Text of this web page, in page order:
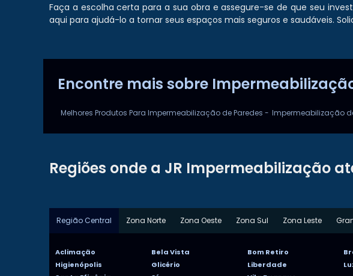
Faça a escolha certa para a sua obra e assegure-se de que seu
aqui para ajudá-lo a tornar seus espaços mais seguros e saudáveis.
Encontre mais sobre
Melhores Produtos Para Impermeabilização de Paredes - Impermeabilização
Regiões onde a JR Impermeabilização
Região Central Zona Norte Zona Oeste Zona Sul Zona Leste
Aclimação Bela Vista Bom Retiro
Higienópolis
Glicério Liberdade